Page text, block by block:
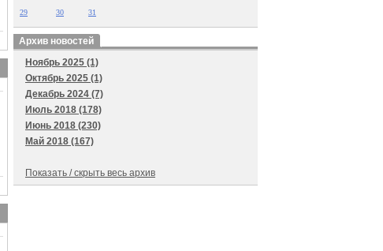
29 30 31
Архив новостей
Ноябрь 2025 (1)
Октябрь 2025 (1)
Декабрь 2024 (7)
Июль 2018 (178)
Июнь 2018 (230)
Май 2018 (167)
Показать / скрыть весь архив